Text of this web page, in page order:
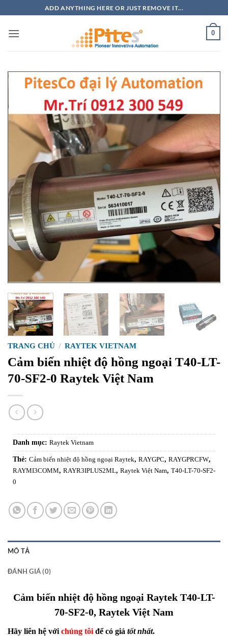
qua
nội
ADD ANYTHING HERE OR JUST REMOVE IT...
0
TRANG CHỦ / RAYTEK VIETNAM
Cảm biến nhiệt độ hồng ngoại T40-LT-
70-SF2-0 Raytek Việt Nam
Danh mục: Raytek Vietnam
Thẻ: Cảm biến nhiệt độ hồng ngoại Raytek, RAYGPC, RAYGPRCFW,
RAYMI3COMM, RAYR3IPLUS2ML, Raytek Việt Nam, T40-LT-70-SF2-
0
MÔ TẢ
ĐÁNH GIÁ (0)
Cảm biến nhiệt độ hồng ngoại Raytek T40-LT-
70-SF2-0, Raytek Việt Nam
Hãy liên hệ với chúng tôi để có giá tốt nhất.